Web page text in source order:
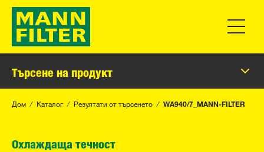
Търсене на продукт
Дом Каталог Резултати от търсенето WA940/7_MANN-FILTER
Охлаждаща течност